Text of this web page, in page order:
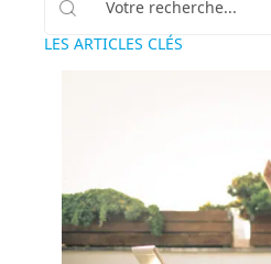
LES ARTICLES CLÉS